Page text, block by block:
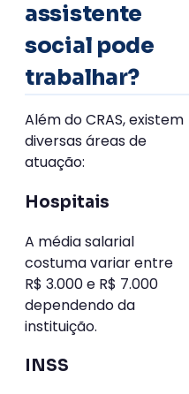
assistente
social pode
trabalhar?
Além do CRAS, existem
diversas áreas de
atuação:
Hospitais
A média salarial
costuma variar entre
R$ 3.000 e R$ 7.000
dependendo da
instituição.
INSS